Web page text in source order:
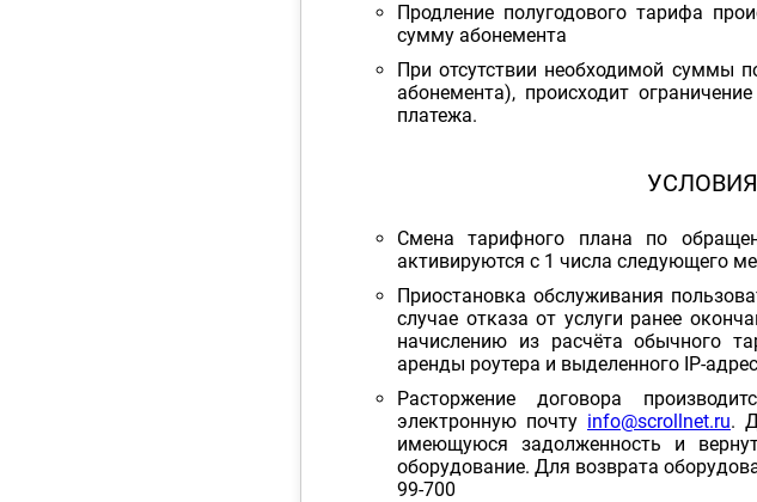
Продление полугодового тарифа
сумму абонемента
При отсутствии необходимой суммы
абонемента), происходит
платежа.
Смена тарифного плана по
активируются с 1 числа следующего
Приостановка обслуживания
случае отказа от услуги ранее
начислению из расчёта обычного
аренды роутера и выделенного IP-
Расторжение договора
электронную почту info@scrollnet.ru.
имеющуюся задолженность и
оборудование. Для возврата
99-700